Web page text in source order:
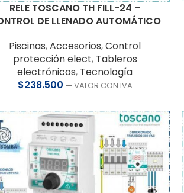
RELE TOSCANO TH FILL-24 –
DE LLENADO AUTOMÁTICO
Piscinas,Accesorios,Control
protección elect, Tableros
electrónicos, Tecnología
$238.500 — VALOR CON IVA